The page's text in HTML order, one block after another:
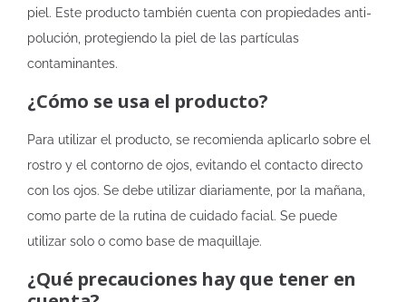
piel. Este producto también cuenta con propiedades anti-
polución, protegiendo la piel de las partículas
contaminantes.
¿Cómo se usa el producto?
Para utilizar el producto, se recomienda aplicarlo sobre el
rostro y el contorno de ojos, evitando el contacto directo
con los ojos. Se debe utilizar diariamente, por la mañana,
como parte de la rutina de cuidado facial. Se puede
utilizar solo o como base de maquillaje.
¿Qué precauciones hay que tener en